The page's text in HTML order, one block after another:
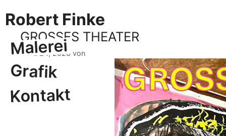
Inhalt
springen
Robert Finke
Malerei
Grafik
Kontakt
GROSSES THEATER
März 24, 2026 von